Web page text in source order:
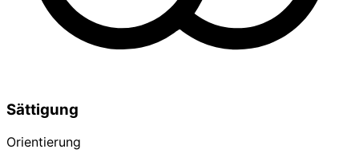
Sättigung
Orientierung